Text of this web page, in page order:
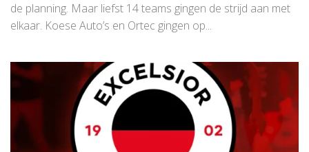
de planning. Maar liefst 14 teams gingen de strijd aan met
elkaar. Koese Auto’s en Ortec gingen op...